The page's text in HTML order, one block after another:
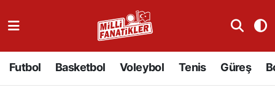
Futbol Basketbol Voleybol Tenis Güreş